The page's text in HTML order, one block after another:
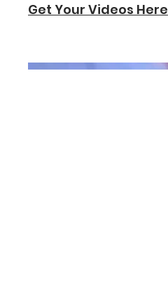
Get Your Videos Here